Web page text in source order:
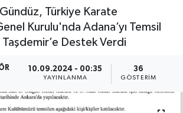
Türkiye Karate
Kurulu'nda Adana’yı Temsil
Destek Verdi
10.09.2024 - 00:35
YAYINLANMA
36
GÖSTERIM